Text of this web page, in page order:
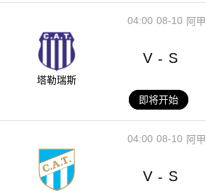
08-10
04:00 阿甲
塔勒瑞斯
V - S
即将开始
08-10
04:00 阿甲
V - S